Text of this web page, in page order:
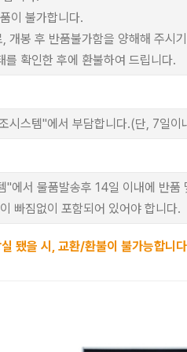
이 불가합니다.
개봉 후 반품불가함을 양해해 주시
를 확인한 후에 환불하여 드립니다.
시스템"에서 부담합니다.(단, 7일이
"에서 물품발송후 14일 이내에 반
빠짐없이 포함되어 있어야 합니다.
됐을 시, 교환/환불이 불가능합니